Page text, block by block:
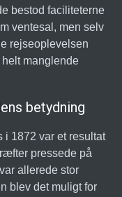
bestod faciliteterne
ventesal, men selv
rejseoplevelsen
manglende
betydning
i 1872 var et resultat
pressede på
allerede stor
blev det muligt for